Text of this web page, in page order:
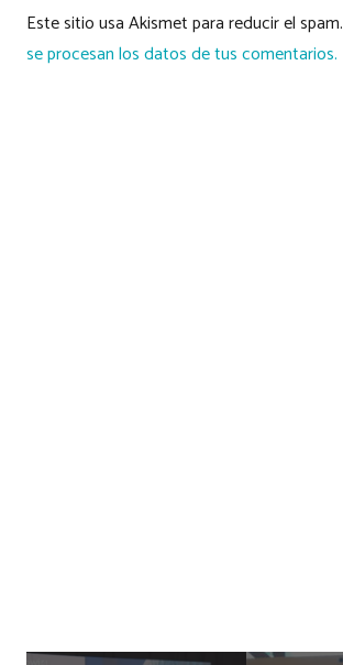
Este sitio usa Akismet para reducir el spam.
se procesan los datos de tus comentarios.